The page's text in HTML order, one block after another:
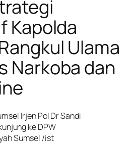
Kapolda
Ulama
Narkoba dan